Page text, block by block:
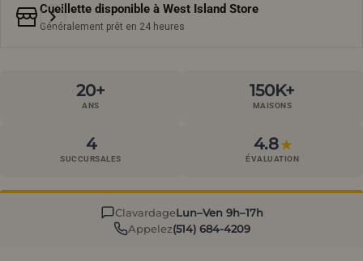
Cueillette disponible à West Island Store
Généralement prêt en 24 heures
20+
ANS
150K+
MAISONS
4
SUCCURSALES
4.8★
ÉVALUATION
ClavardageLun–Ven 9h–17h
Appelez(514) 684-4209